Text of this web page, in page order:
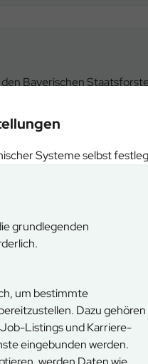
Systeme selbst
grundlegenden
um bestimmte
Dazu gehören
Listings und Karriere-
eingebunden werden.
Bayerischen
haben wir in